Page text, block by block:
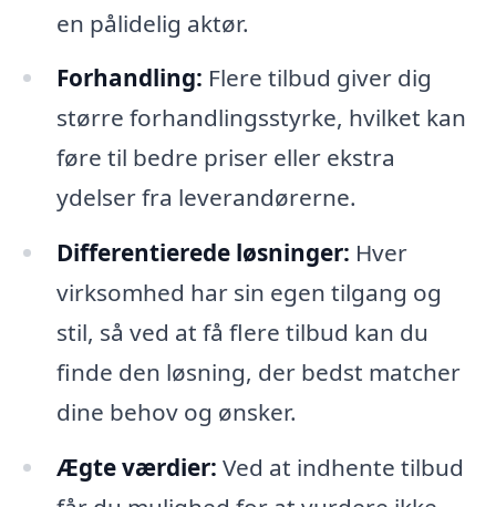
en pålidelig aktør.
Forhandling: Flere tilbud giver dig
større forhandlingsstyrke, hvilket kan
føre til bedre priser eller ekstra
ydelser fra leverandørerne.
Differentierede løsninger: Hver
virksomhed har sin egen tilgang og
stil, så ved at få flere tilbud kan du
finde den løsning, der bedst matcher
dine behov og ønsker.
Ægte værdier: Ved at indhente tilbud